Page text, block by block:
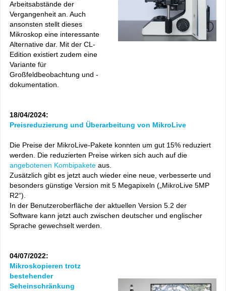
Arbeitsabstände der
Vergangenheit an. Auch
ansonsten stellt dieses
Mikroskop eine interessante
Alternative dar. Mit der CL-
Edition existiert zudem eine
Variante für
Großfeldbeobachtung und -
dokumentation.
18/04/2024:
Preisreduzierung und Überarbeitung von MikroLive
Die Preise der MikroLive-Pakete konnten um gut 15% reduziert
werden. Die reduzierten Preise wirken sich auch auf die
angebotenen Kombipaketeaus.
Zusätzlich gibt es jetzt auch wieder eine neue, verbesserte und
besonders günstige Version mit 5 Megapixeln („MikroLive 5MP
R2“).
In der Benutzeroberfläche der aktuellen Version 5.2 der
Software kann jetzt auch zwischen deutscher und englischer
Sprache gewechselt werden.
04/07/2022:
Mikroskopieren trotz
bestehender
Seheinschränkung